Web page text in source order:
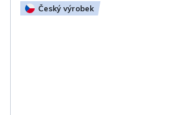
Český výrobek